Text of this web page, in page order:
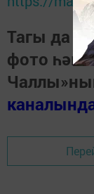
Тагы да
фото һәм